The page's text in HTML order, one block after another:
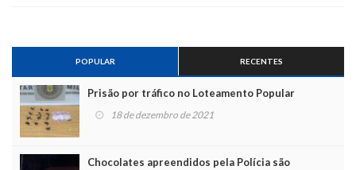
POPULAR RECENTES
Prisão por tráfico no Loteamento Popular
18 de dezembro de 2021
Chocolates apreendidos pela Polícia são